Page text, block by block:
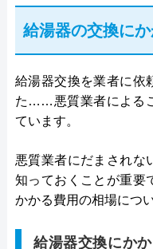
給湯器の交換に
給湯器交換を業者に依
た……悪質業者による
ています。
悪質業者にだまされな
知っておくことが重要
かかる費用の相場につ
給湯器交換にか